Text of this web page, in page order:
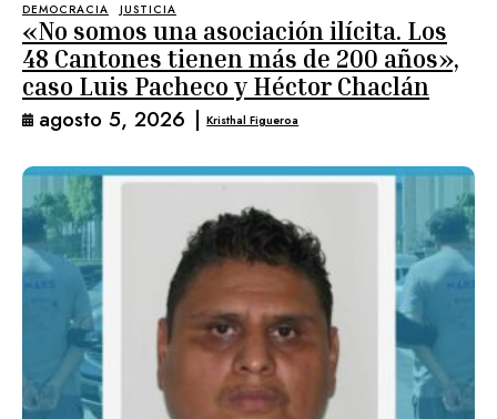
DEMOCRACIA JUSTICIA
«No somos una asociación ilícita. Los
48 Cantones tienen más de 200 años»,
caso Luis Pacheco y Héctor Chaclán
agosto 5, 2026 | Kristhal Figueroa